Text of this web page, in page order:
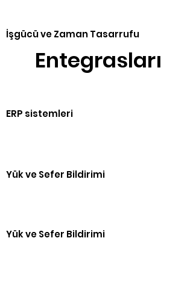
İşgücü ve Zaman Tasarrufu
Entegrasları
ERP sistemleri
Yük ve Sefer Bildirimi
Yük ve Sefer Bildirimi